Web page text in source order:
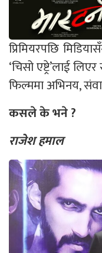
प्रिमियरपछि
‘चिसो एष्ट्रे’लाई
फिल्ममा अभिनय,
कसले के भने ?
राजेश हमाल